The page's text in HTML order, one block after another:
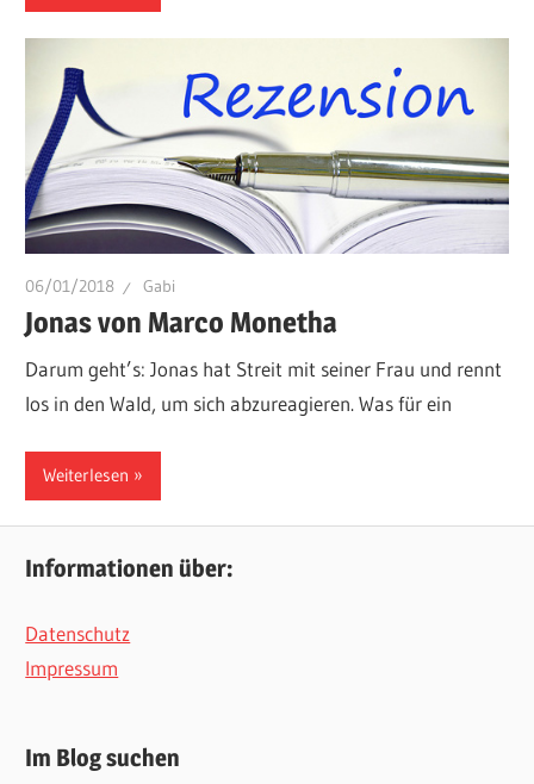
06/01/2018 Gabi
Jonas von Marco Monetha
Darum geht’s: Jonas hat Streit mit seiner Frau und rennt
los in den Wald, um sich abzureagieren. Was für ein
Weiterlesen
Informationen über:
Datenschutz
Impressum
Im Blog suchen